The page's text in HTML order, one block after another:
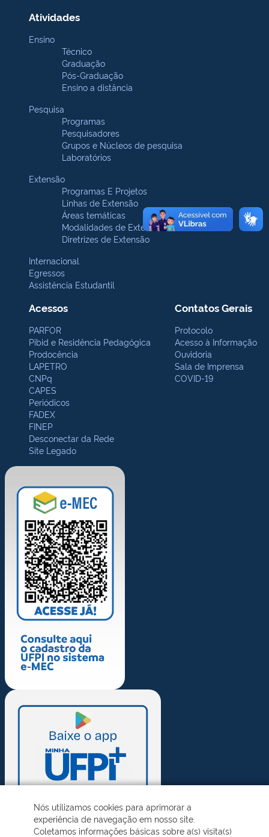
Atividades
Ensino
Técnico
Graduação
Pós-Graduação
Ensino a distância
Pesquisa
Programas
Pesquisadores
Grupos e Núcleos de pesquisa
Laboratórios
Extensão
Programas E Projetos
Linhas de Extensão
Áreas temáticas
Modalidades de Extensão
Diretrizes de Extensão
Internacional
Egressos
Assistência Estudantil
Acessos
PARFOR
Pibid e Residência Pedagógica
Prodocência
LAPETRO
CNPq
CAPES
Periódicos
FADEX
FINEP
Desconectar da Rede
Site Legado
Contatos Gerais
Protocolo
Acesso à Informação
Ouvidoria
Sala de Imprensa
COVID-19
Nós utilizamos cookies para aprimorar a
experiência de navegação em nosso site.
Coletamos informações básicas sobre a(s) visita(s)